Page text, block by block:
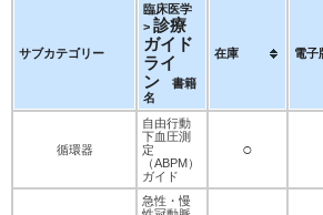
サブカテゴリー
臨床医学
> 診療
ガイド
ライ
ン 書籍
名
在庫 電子
循環器
自由行動
下血圧測
定
（ABPM）
ガイド
○
急性・慢